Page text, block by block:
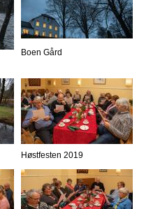
Boen Gård
Høstfesten 2019